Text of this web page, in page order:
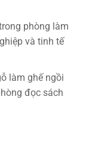
phòng làm
và tinh tế
làm ghế ngồi
đọc sách